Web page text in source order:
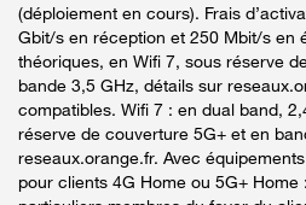
(déploiement en cours). Frais
Gbit/s en réception et 250 Mbit/s en
théoriques, en Wifi 7, sous réserve
bande 3,5 GHz, détails sur
compatibles. Wifi 7 : en dual band,
réserve de couverture 5G+ et en
reseaux.orange.fr. Avec
pour clients 4G Home ou 5G+